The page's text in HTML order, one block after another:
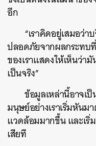
อีก
“เราคิดอยู่เสมอว่
ปลอดภัยจากผลกระทบ
ของเราแสดงให้เห็นว่า
เป็นจริง”
ข้อมูลเหล่านี้อาจ
มนุษย์อย่างเราเริ่มหัน
แวดล้อมมากขึ้น และเริ่
เสียที